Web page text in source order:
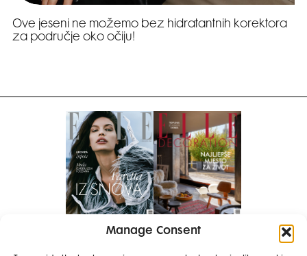
Manage Consent
Ove jeseni ne možemo bez hidratantnih korektora
za područje oko očiju!
Pretplati se na časopis